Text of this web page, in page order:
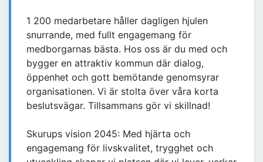
1 200 medarbetare håller dagligen hjulen
snurrande, med fullt engagemang för
medborgarnas bästa. Hos oss är du med och
bygger en attraktiv kommun där dialog,
öppenhet och gott bemötande genomsyrar
organisationen. Vi är stolta över våra korta
beslutsvägar. Tillsammans gör vi skillnad!
Skurups vision 2045: Med hjärta och
engagemang för livskvalitet, trygghet och